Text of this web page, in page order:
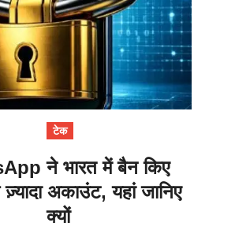
टेक
ने भारत में बैन किए
अकाउंट, यहां जानिए
क्यों